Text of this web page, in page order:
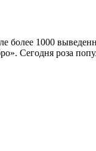
более 1000
Сегодня роза